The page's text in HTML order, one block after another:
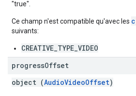
"true".
Ce champ n'est compatible qu'avec les
suivants:
CREATIVE_TYPE_VIDEO
progressOffset
object (AudioVideoOffset)